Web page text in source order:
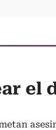
el